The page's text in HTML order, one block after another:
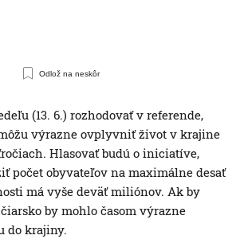
Odlož na neskôr
(13. 6.) rozhodovať v referende,
výrazne ovplyvniť život v krajine
Hlasovať budú o iniciatíve,
počet obyvateľov na maximálne desať
má vyše deväť miliónov. Ak by
by mohlo časom výrazne
do krajiny.